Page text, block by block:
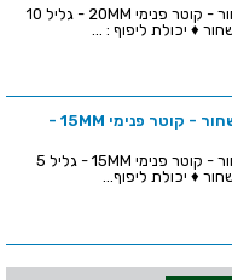
מאגד כבלים (לפלף) שחור - קוטר פנימי 20MM - גליל 10
♦ יכולת ליפוף : ...
מאגד כבלים (לפלף) שחור - קוטר פנימי 15MM -
מאגד כבלים (לפלף) שחור - קוטר פנימי 15MM - גליל 5
♦ יכולת ליפוף...